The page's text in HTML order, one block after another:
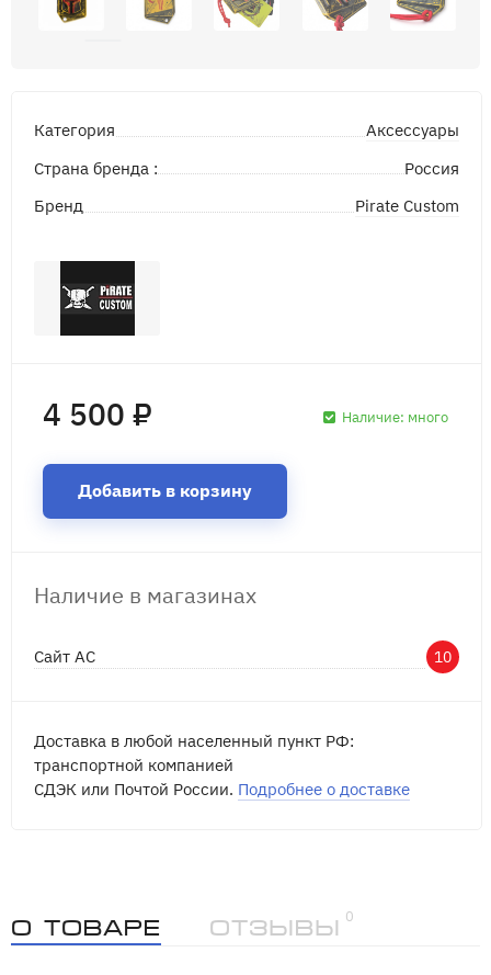
Категория
Аксессуары
Страна бренда :
Россия
Бренд
Pirate Custom
4 500 ₽ Наличие: много
Добавить в корзину
Наличие в магазинах
Сайт АС 10
Доставка в любой населенный пункт РФ:
транспортной компанией
СДЭК или Почтой России. Подробнее о доставке
О товаре Отзывы
0